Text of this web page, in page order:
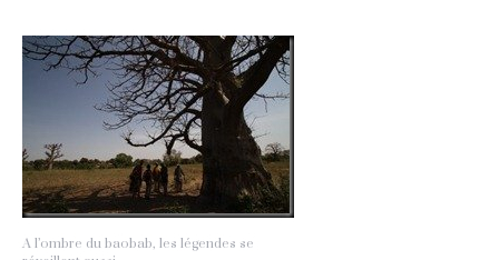
A l’ombre du baobab, les légendes se